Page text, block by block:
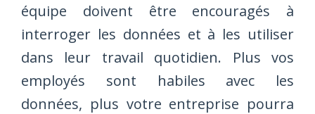
équipe doivent être encouragés à
interroger les données et à les utiliser
dans leur travail quotidien. Plus vos
employés sont habiles avec les
données, plus votre entreprise pourra